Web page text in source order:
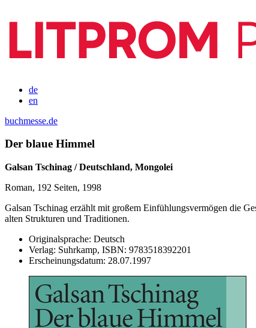
de
en
buchmesse.de
Der blaue Himmel
Galsan Tschinag / Deutschland, Mongolei
Roman, 192 Seiten, 1998
Galsan Tschinag erzählt mit großem Einfühlungsvermögen die
alten Strukturen und Traditionen.
Originalsprache: Deutsch
Verlag: Suhrkamp, ISBN: 9783518392201
Erscheinungsdatum: 28.07.1997